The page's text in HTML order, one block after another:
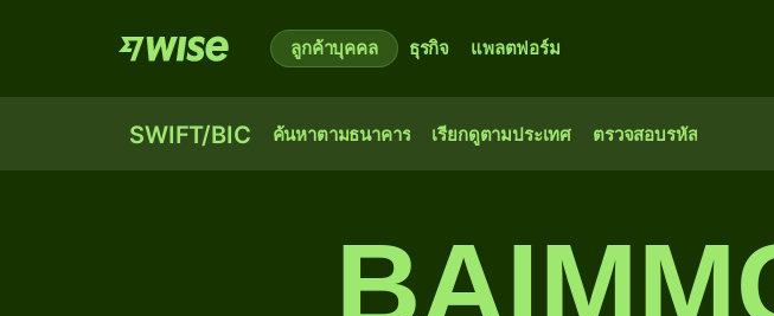
ลูกค้าบุคคล ธุรกิจ แพลตฟอร์ม
SWIFT/BIC ค้นหาตามธนาคาร เรียกดูตามประเทศ ตรวจสอบรหัส